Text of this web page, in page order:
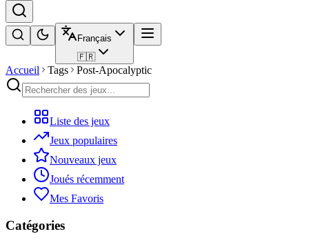
Français
🇫🇷
Accueil Tags Post-Apocalyptic
Liste des jeux
Jeux populaires
Nouveaux jeux
Joués récemment
Mes Favoris
Catégories